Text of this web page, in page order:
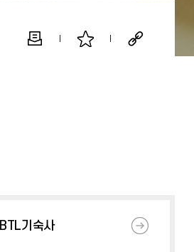
BTL기숙사